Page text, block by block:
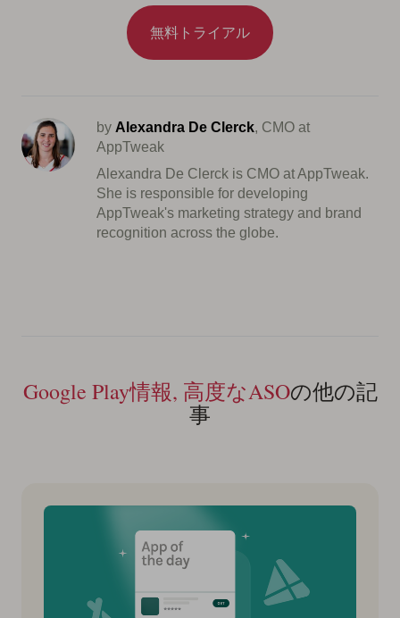
無料トライアル
by Alexandra De Clerck, CMO at
AppTweak
Alexandra De Clerck is CMO at AppTweak.
She is responsible for developing
AppTweak's marketing strategy and brand
recognition across the globe.
Google Play情報, 高度なASOの他の記
事